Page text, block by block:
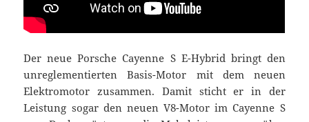
Der neue Porsche Cayenne S E-Hybrid bringt den
unreglementierten Basis-Motor mit dem neuen
Elektromotor zusammen. Damit sticht er in der
Leistung sogar den neuen V8-Motor im Cayenne S